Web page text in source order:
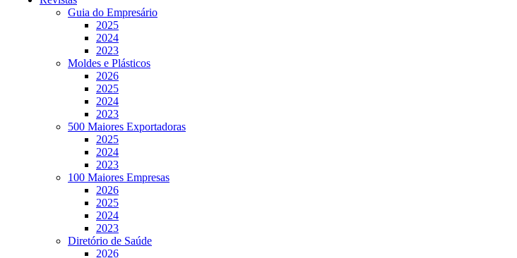
Guia do Empresário
2025
2024
2023
Moldes e Plásticos
2026
2025
2024
2023
500 Maiores Exportadoras
2025
2024
2023
100 Maiores Empresas
2026
2025
2024
2023
Diretório de Saúde
2026